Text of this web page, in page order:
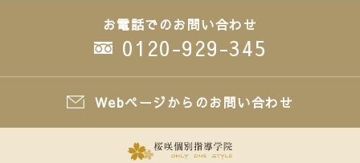
お電話でのお問い合わせ
0120-929-345
Webページからのお問い合わせ